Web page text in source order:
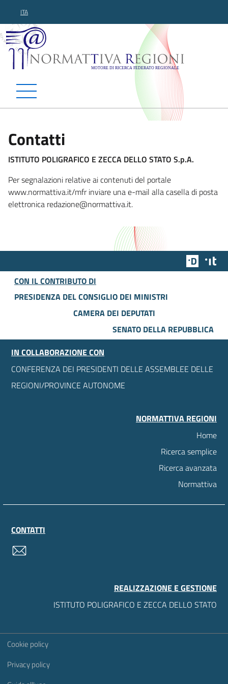
ITA
Normattiva Regioni -
Contatti
ISTITUTO POLIGRAFICO E ZECCA DELLO STATO S.p.A.
Per segnalazioni relative ai contenuti del portale
www.normattiva.it/mfr inviare una e-mail alla casella di posta
elettronica redazione@normattiva.it.
Team
CON IL CONTRIBUTO DI
PRESIDENZA DEL CONSIGLIO DEI MINISTRI
CAMERA DEI DEPUTATI
SENATO DELLA REPUBBLICA
IN COLLABORAZIONE CON
CONFERENZA DEI PRESIDENTI DELLE ASSEMBLEE DELLE
REGIONI/PROVINCE AUTONOME
NORMATTIVA REGIONI
Home
Ricerca semplice
Ricerca avanzata
Normattiva
CONTATTI
REALIZZAZIONE E GESTIONE
ISTITUTO POLIGRAFICO E ZECCA DELLO STATO
Sezione Link Utili
Cookie policy
Privacy policy